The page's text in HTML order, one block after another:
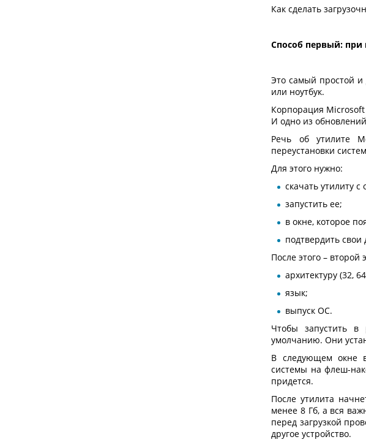
Как сделать
Способ первый:
Это самый простой и
или ноутбук.
Корпорация Microsoft
И одно из
Речь об утилите
переустановки
Для этого нужно:
скачать утилиту
запустить ее;
в окне, которое
подтвердить свои
После этого –
архитектуру (32,
язык;
выпуск ОС.
Чтобы запустить в
умолчанию. Они
В следующем окне
системы на флеш-
придется.
После утилита
менее 8 Гб, а вся
перед загрузкой
другое устройство.